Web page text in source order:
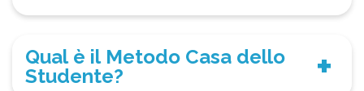
Qual è il Metodo Casa dello
Studente?